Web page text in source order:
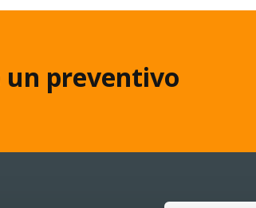
un preventivo